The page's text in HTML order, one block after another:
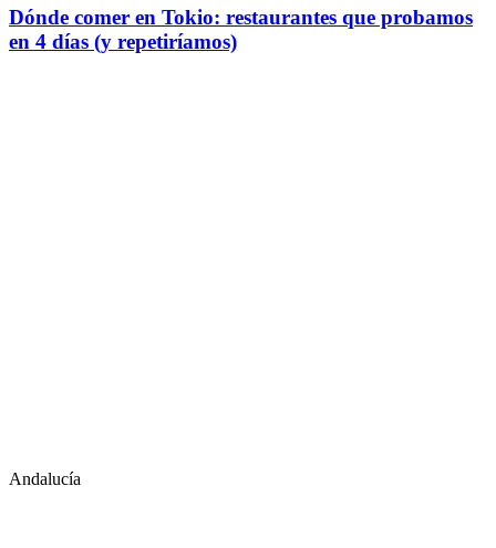
Dónde comer en Tokio: restaurantes que probamos
en 4 días (y repetiríamos)
Andalucía